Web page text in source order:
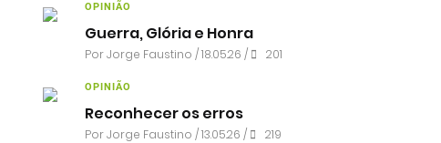
OPINIÃO
Guerra, Glória e Honra
PorJorge Faustino / 18.05.26 / 201
OPINIÃO
Reconhecer os erros
PorJorge Faustino / 13.05.26 / 219